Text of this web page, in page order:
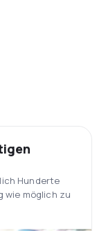
Hunderte
wie möglich zu